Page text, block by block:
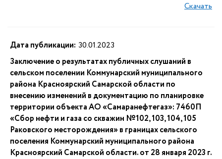
Скачать
Дата публикации: 30.01.2023
Заключение о результатах публичных слушаний в
сельском поселении Коммунарский муниципального
района Красноярский Самарской области по
внесению изменений в документацию по планировке
территории объекта АО «Самаранефтегаз»: 7460П
«Сбор нефти и газа со скважин №102, 103, 104, 105
Раковского месторождения» в границах сельского
поселения Коммунарский муниципального района
Красноярский Самарской области. от 28 января 2023 г.